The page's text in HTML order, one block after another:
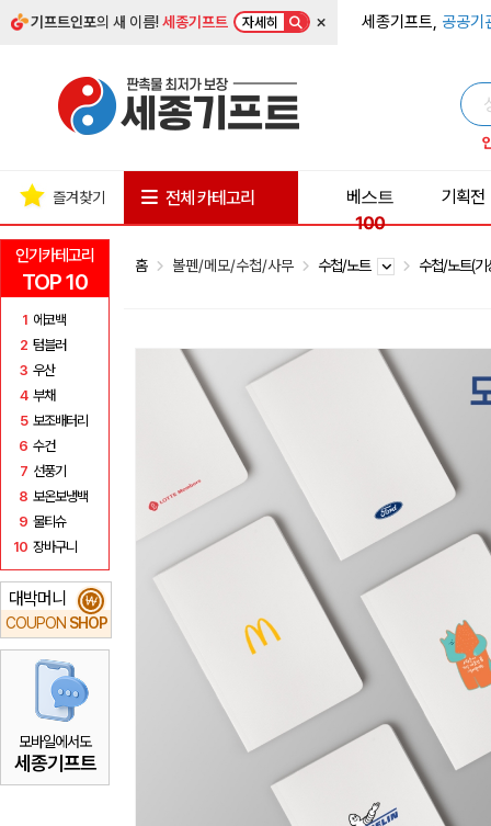
기프트인포의 새 이름!세종기프트 자세히 × 세종기프트, 공공기
인기카테고리
TOP 10
1 에코백
2 텀블러
3 우산
4 부채
5 보조배터리
6 수건
7 선풍기
8 보온보냉백
9 물티슈
10 장바구니
대박머니
COUPON SHOP
₩
모바일에서도
세종기프트
즐겨찾기 전체 카테고리
베스트
100
기획전
홈 볼펜/메모/수첩/사무 수첩/노트 수첩/노트(